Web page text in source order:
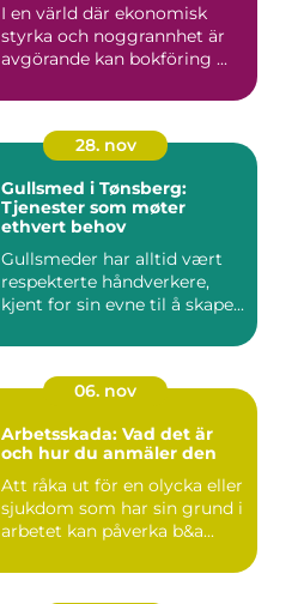
I en värld där ekonomisk
styrka och noggrannhet är
avgörande kan bokföring ...
28. nov
Gullsmed i Tønsberg:
Tjenester som møter
ethvert behov
Gullsmeder har alltid vært
respekterte håndverkere,
kjent for sin evne til å skape...
06. nov
Arbetsskada: Vad det är
och hur du anmäler den
Att råka ut för en olycka eller
sjukdom som har sin grund i
arbetet kan påverka b&a...